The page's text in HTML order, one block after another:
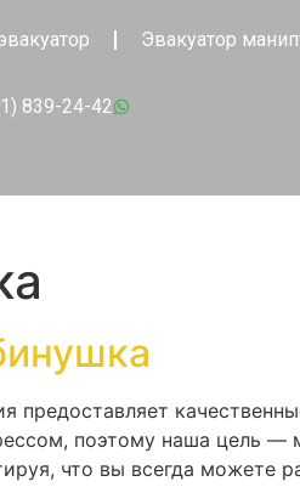
Эвакуатор
839-24-42
поэтому наша цель
что вы всегда